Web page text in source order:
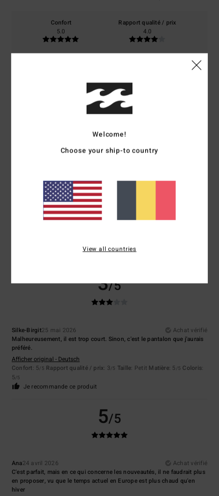
Confort
5.0
Rapport qualité / prix
4.0
Coloris
5.0
21 juin 2026
Je recommande ce produit
3/5
Silke-Birgit25 mai 2026
Achat vérifié
Malheureusement, il est trop court. Sinon, c'est le pantalon que j'aurais
préféré.
Afficher original - Deutsch
Confort: 5/5 Rapport qualité / prix: 3/5 Taille: Petit Matière: 5 /5 Coloris:
5/5
Je recommande ce produit
5/5
Ana24 avril 2026
Achat vérifié
C'est parfait, mais en ce qui concerne les nouveautés, il ne faudrait plus
en proposer, vu que le temps actuel en Europe est plus chaud qu'en
hiver
Welcome!
Choose your ship-to country
View all countries